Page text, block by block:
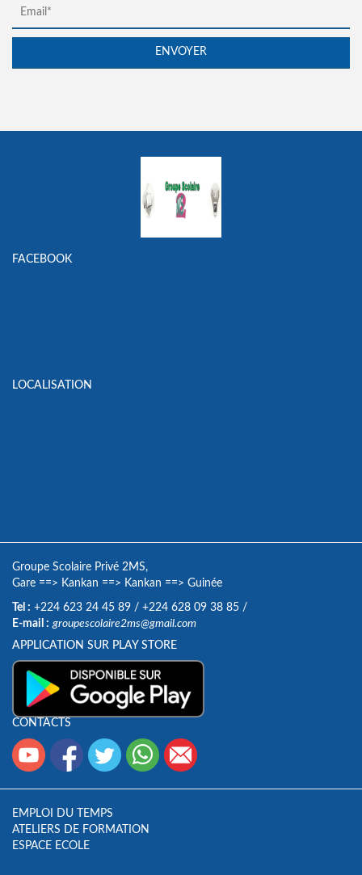
FACEBOOK
LOCALISATION
Groupe Scolaire Privé 2MS,
Gare ==> Kankan ==> Kankan ==> Guinée
Tel : +224 623 24 45 89 / +224 628 09 38 85 /
E-mail : groupescolaire2ms@gmail.com
APPLICATION SUR PLAY STORE
CONTACTS
EMPLOI DU TEMPS
ATELIERS DE FORMATION
ESPACE ECOLE